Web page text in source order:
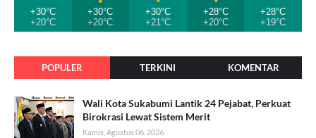
+30°C
+20°C
+30°C
+20°C
+30°C
+21°C
+28°C
+20°C
+28°C
+19°C
POPULER TERKINI KOMENTAR
Wali Kota Sukabumi Lantik 24 Pejabat, Perkuat
Birokrasi Lewat Sistem Merit
Kamis, Agustus 06, 2026